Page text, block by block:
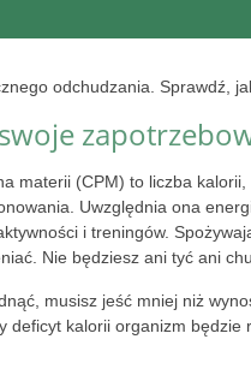
odchudzania. Sprawdź,
materii (CPM) to liczba
Uwzględnia ona
i treningów.
Nie będziesz ani tyć ani
musisz jeść mniej niż
deficyt kalorii organizm